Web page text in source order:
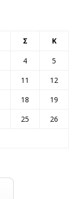
Σ Κ
4
5
11
12
18
19
25
26